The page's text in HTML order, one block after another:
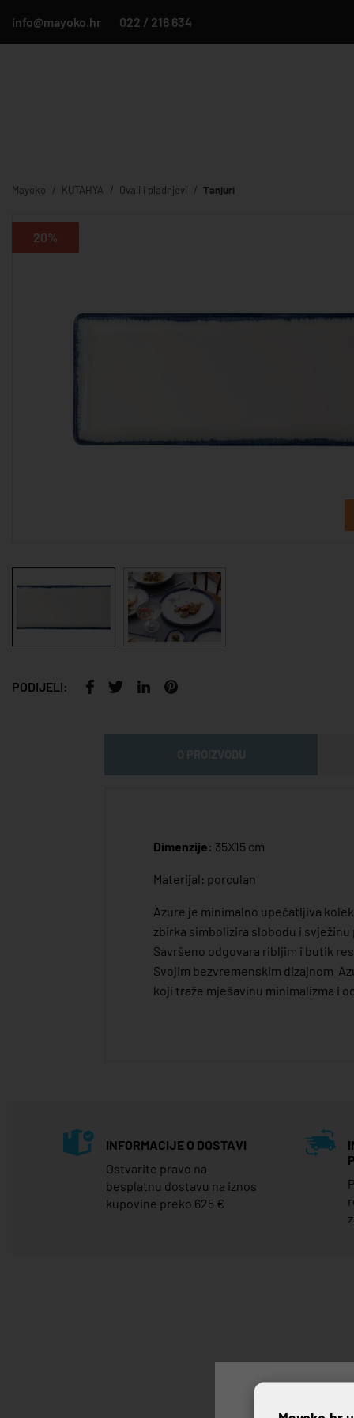
info@mayoko.hr 022 / 216 634
Mayoko KUTAHYA Ovali i pladnjevi Tanjuri
20%
PODIJELI:
Dimenzije: 35X15 cm
Materijal: porculan
Azure je minimalno upečatljiva
zbirka simbolizira slobodu i svježinu
Savršeno odgovara ribljim i butik
Svojim bezvremenskim dizajnom
koji traže mješavinu minimalizma i
INFORMACIJE O DOSTAVI
Ostvarite pravo na
besplatnu dostavu na iznos
kupovine preko 625 €